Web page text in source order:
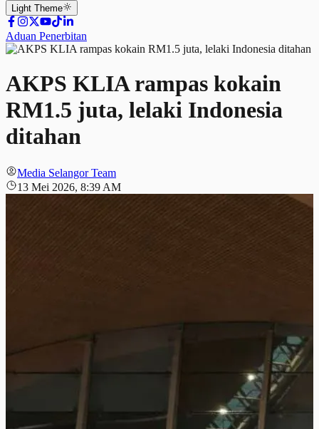
Light Theme
Aduan Penerbitan
AKPS KLIA rampas kokain
RM1.5 juta, lelaki Indonesia
ditahan
Media Selangor Team
13 Mei 2026, 8:39 AM